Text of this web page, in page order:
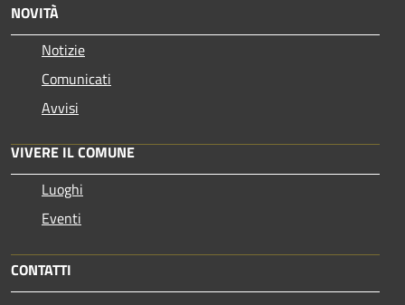
NOVITÀ
Notizie
Comunicati
Avvisi
VIVERE IL COMUNE
Luoghi
Eventi
CONTATTI